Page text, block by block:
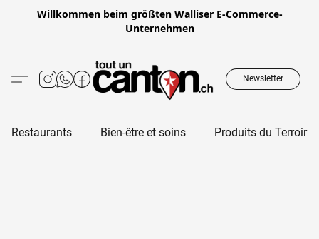
Willkommen beim größten Walliser E-Commerce-
Unternehmen
Newsletter
Restaurants Bien-être et soins Produits du Terroir